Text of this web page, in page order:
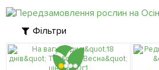
Фільтри